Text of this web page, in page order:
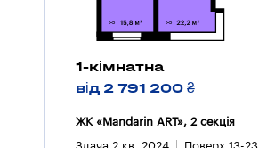
1-кімнатна
від 2 791 200 ₴
ЖК «Mandarin ART», 2 секцiя
Здача 2 кв. 2024 Поверх 13-23